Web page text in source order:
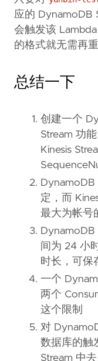
应的 DynamoDB
会触发该
的格式就无需再
总结一下
创建一个
Stream 功
Kinesis
DynamoDB
定，而
最大为帐号
DynamoDB
间为 24 小
时长，可保
一个
两个
这个限制
对
数据库的触
Stream 中